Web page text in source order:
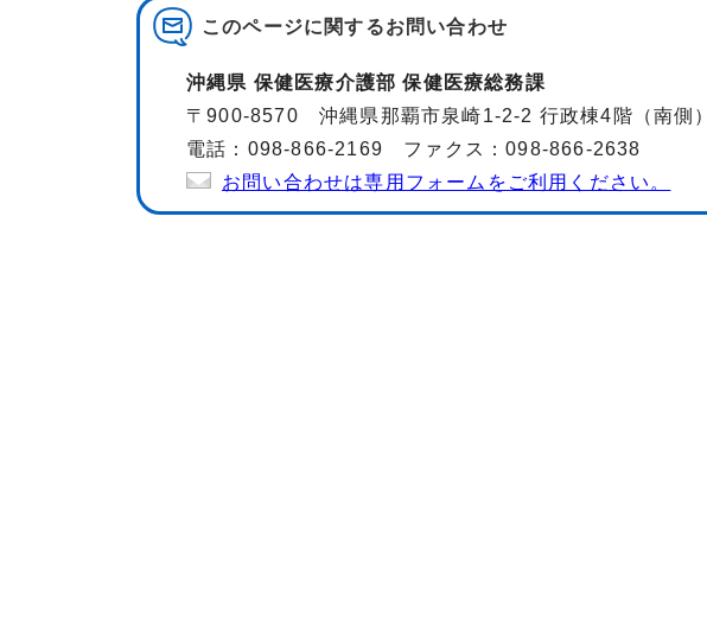
このページに関するお問い合わせ
沖縄県 保健医療介護部 保健医療総務課
〒900-8570 沖縄県那覇市泉崎1-2-2 行政棟4階（南側）
電話：098-866-2169 ファクス：098-866-2638
お問い合わせは専用フォームをご利用ください。